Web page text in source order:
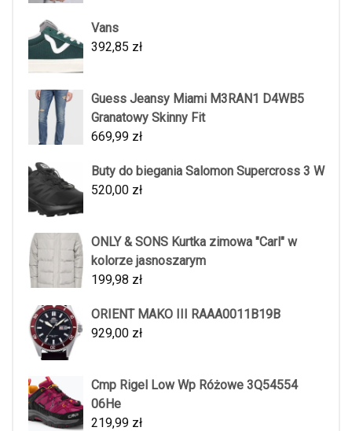
Vans
392,85 zł
Guess Jeansy Miami M3RAN1 D4WB5
Granatowy Skinny Fit
669,99 zł
Buty do biegania Salomon Supercross 3 W
520,00 zł
ONLY & SONS Kurtka zimowa "Carl" w
kolorze jasnoszarym
199,98 zł
ORIENT MAKO III RAAA0011B19B
929,00 zł
Cmp Rigel Low Wp Różowe 3Q54554
06He
219,99 zł